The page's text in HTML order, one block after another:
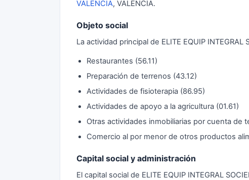
VALENCIA, VALENCIA.
Objeto social
La actividad principal de ELITE EQUIP INTEGRAL
Restaurantes (56.11)
Preparación de terrenos (43.12)
Actividades de fisioterapia (86.95)
Actividades de apoyo a la agricultura (01.61)
Otras actividades inmobiliarias por cuenta de
Comercio al por menor de otros productos
Capital social y administración
El capital social de ELITE EQUIP INTEGRAL